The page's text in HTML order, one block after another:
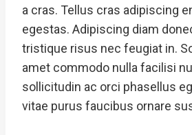
a cras. Tellus cras adipiscing
egestas. Adipiscing diam
tristique risus nec feugiat in.
amet commodo nulla facilisi
sollicitudin ac orci phasellus
vitae purus faucibus ornare